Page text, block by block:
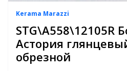
Kerama Marazzi
STG\A558\12105R
Астория
обрезной